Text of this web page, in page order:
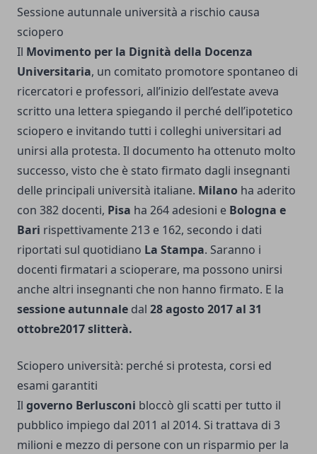
Sessione autunnale università a rischio causa
sciopero
Il Movimento per la Dignità della Docenza
Universitaria, un comitato promotore spontaneo di
ricercatori e professori, all’inizio dell’estate aveva
scritto una lettera spiegando il perché dell’ipotetico
sciopero e invitando tutti i colleghi universitari ad
unirsi alla protesta. Il documento ha ottenuto molto
successo, visto che è stato firmato dagli insegnanti
delle principali università italiane. Milano ha aderito
con 382 docenti, Pisa ha 264 adesioni e Bologna e
Bari rispettivamente 213 e 162, secondo i dati
riportati sul quotidiano La Stampa. Saranno i
docenti firmatari a scioperare, ma possono unirsi
anche altri insegnanti che non hanno firmato. E la
sessione autunnale dal 28 agosto 2017 al 31
ottobre2017 slitterà.
Sciopero università: perché si protesta, corsi ed
esami garantiti
Il governo Berlusconi bloccò gli scatti per tutto il
pubblico impiego dal 2011 al 2014. Si trattava di 3
milioni e mezzo di persone con un risparmio per la